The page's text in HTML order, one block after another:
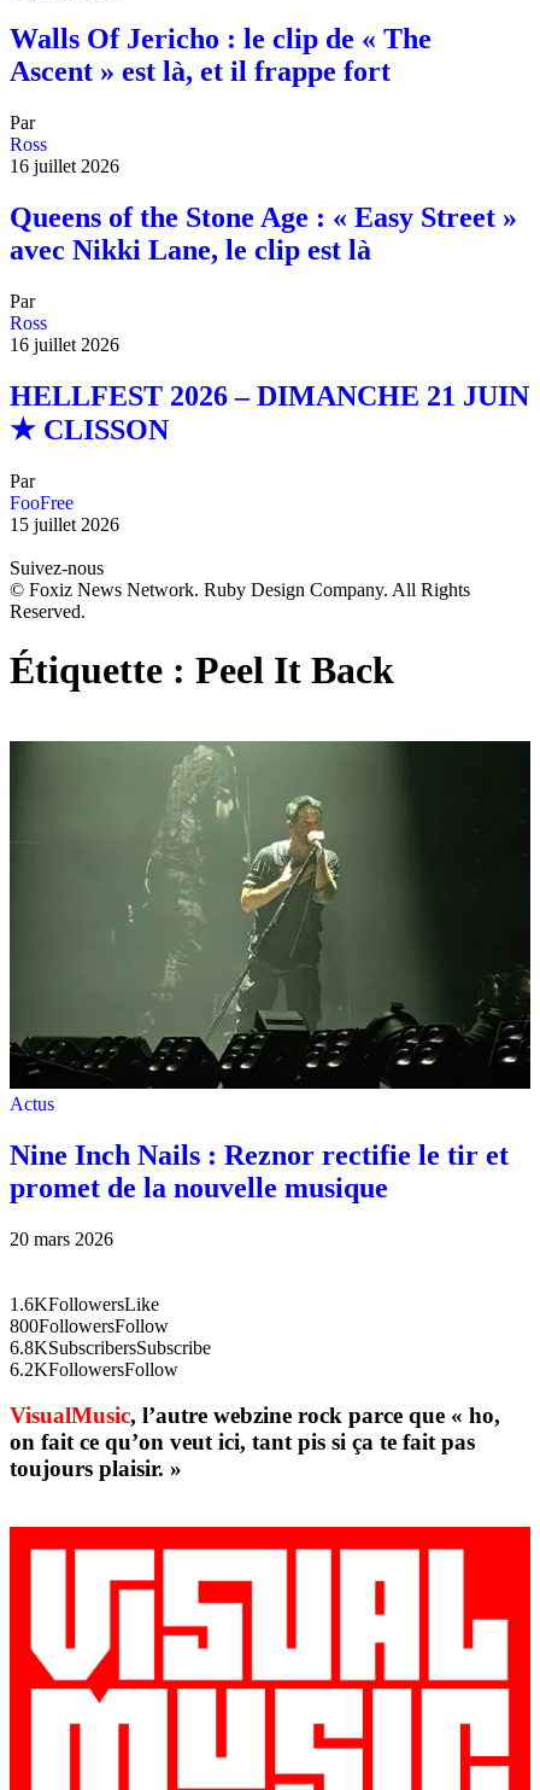
Walls Of Jericho : le clip de « The
Ascent » est là, et il frappe fort
Par
Ross
16 juillet 2026
Queens of the Stone Age : « Easy Street »
avec Nikki Lane, le clip est là
Par
Ross
16 juillet 2026
HELLFEST 2026 – DIMANCHE 21 JUIN
★ CLISSON
Par
FooFree
15 juillet 2026
Suivez-nous
© Foxiz News Network. Ruby Design Company. All Rights
Reserved.
Étiquette : Peel It Back
Actus
Nine Inch Nails : Reznor rectifie le tir et
promet de la nouvelle musique
20 mars 2026
1.6KFollowersLike
800FollowersFollow
6.8KSubscribersSubscribe
6.2KFollowersFollow
VisualMusic, l’autre webzine rock parce que « ho,
on fait ce qu’on veut ici, tant pis si ça te fait pas
toujours plaisir. »